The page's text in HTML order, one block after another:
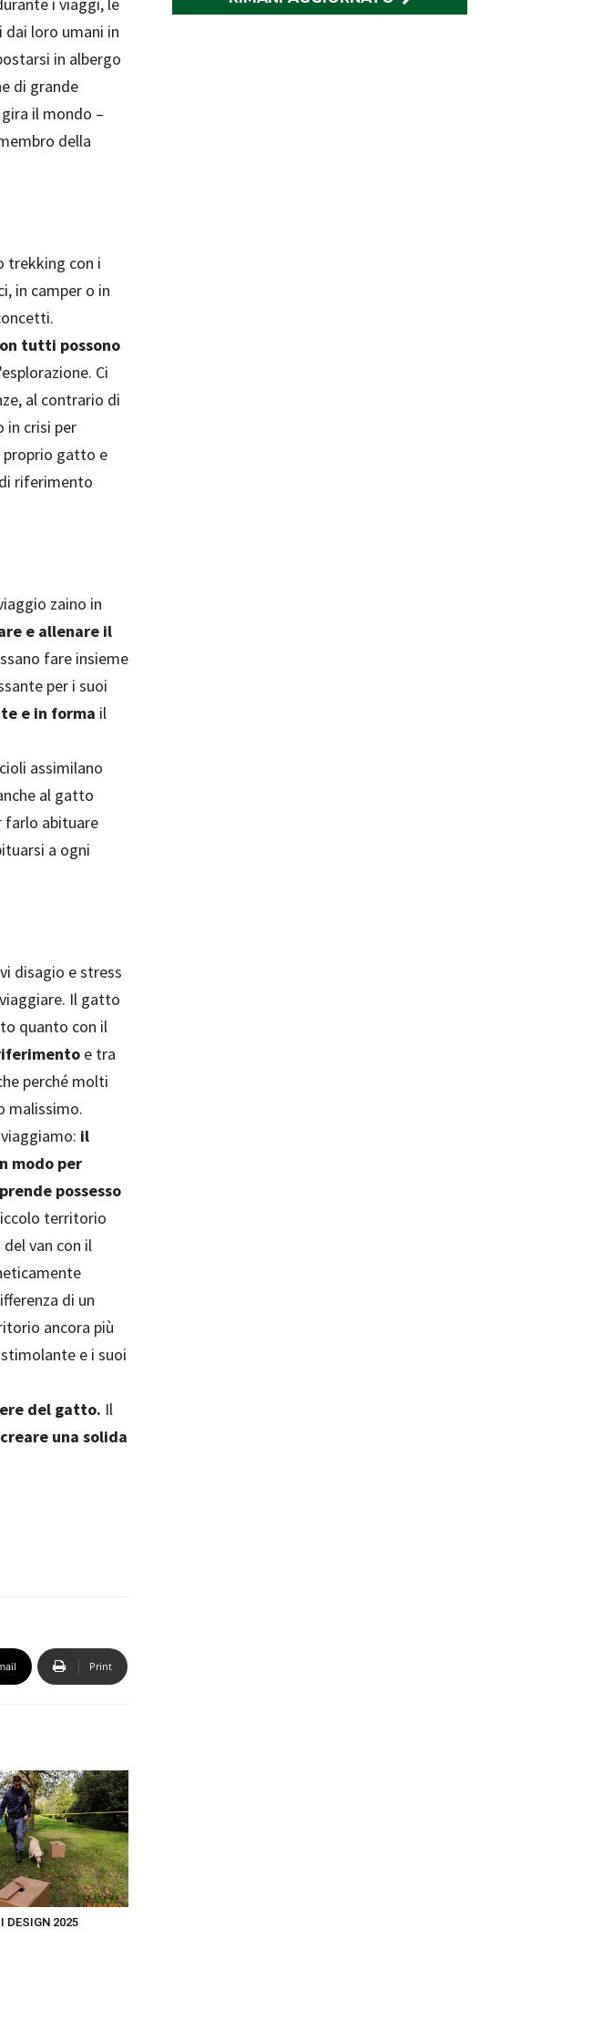
dai loro umani in
in albergo
di grande
il mondo –
della
trekking con i
in camper o in
tutti possono
Ci
al contrario di
in crisi per
proprio gatto e
riferimento
zaino in
e allenare il
fare insieme
per i suoi
e in forma il
assimilano
al gatto
farlo abituare
a ogni
disagio e stress
Il gatto
quanto con il
e tra
perché molti
malissimo.
il
modo per
prende possesso
territorio
van con il
di un
ancora più
e i suoi
del gatto. Il
creare una solida
Print
DESIGN 2025